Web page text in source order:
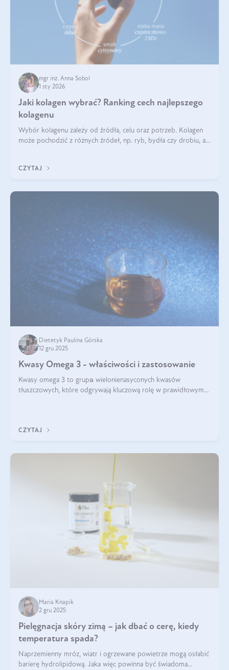
mgr inż. Anna Sobol
1 sty 2026
Jaki kolagen wybrać? Ranking cech najlepszego
kolagenu
Wybór kolagenu zależy od źródła, celu oraz potrzeb. Kolagen
może pochodzić z różnych źródeł, np. ryb, bydła czy drobiu, a
bydlęcy.
CZYTAJ
Dietetyk Paulina Górska
12 gru 2025
Kwasy Omega 3 - właściwości i zastosowanie
Kwasy omega 3 to grupа wielonienasyconych kwasów
tłuszczowych, które odgrywają kluczową rolę w prawidłowym
CZYTAJ
Maria Knapik
2 gru 2025
Pielęgnacja skóry zimą – jak dbać o cerę, kiedy
temperatura spada?
Naprzemienny mróz, wiatr i ogrzewane powietrze mogą osłabić
barierę hydrolipidową. Jaka więc powinna być świadoma